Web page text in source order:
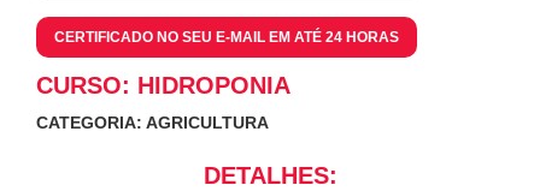
CERTIFICADO NO SEU E-MAIL EM ATÉ 24 HORAS
CURSO: HIDROPONIA
CATEGORIA: AGRICULTURA
DETALHES: